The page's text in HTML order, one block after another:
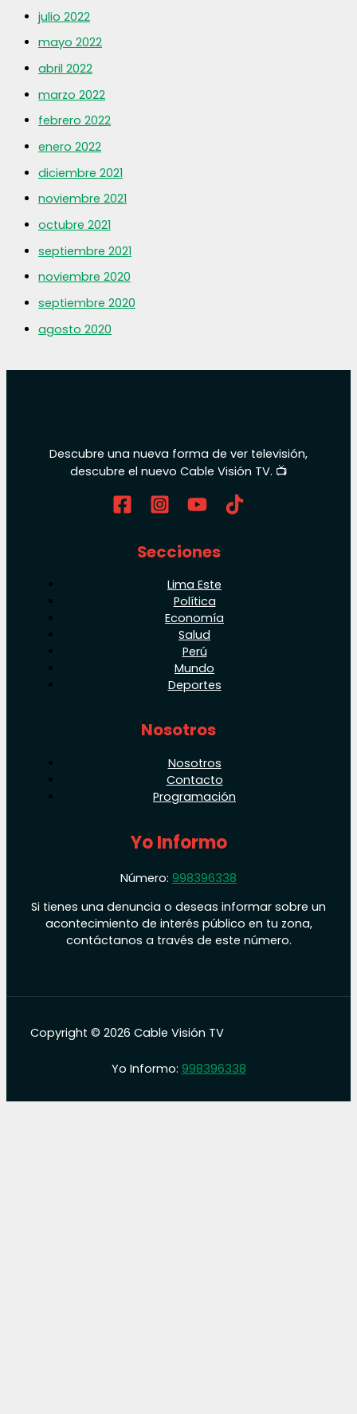
julio 2022
mayo 2022
abril 2022
marzo 2022
febrero 2022
enero 2022
diciembre 2021
noviembre 2021
octubre 2021
septiembre 2021
noviembre 2020
septiembre 2020
agosto 2020
Descubre una nueva forma de ver televisión,
descubre el nuevo Cable Visión TV. 📺
Secciones
Lima Este
Política
Economía
Salud
Perú
Mundo
Deportes
Nosotros
Nosotros
Contacto
Programación
Yo Informo
Número: 998396338
Si tienes una denuncia o deseas informar sobre un
acontecimiento de interés público en tu zona,
contáctanos a través de este número.
Copyright © 2026 Cable Visión TV
Yo Informo: 998396338